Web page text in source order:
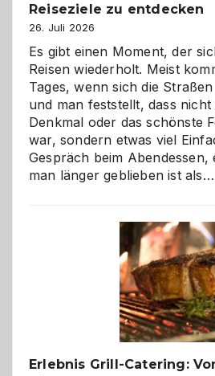
Reiseziele zu entdecken
26. Juli 2026
Es gibt einen Moment, der
Reisen wiederholt. Meist
Tages, wenn sich die
und man feststellt, dass
Denkmal oder das schönste
war, sondern etwas viel
Gespräch beim Abendessen,
man länger geblieben ist als…
Erlebnis Grill-Catering: